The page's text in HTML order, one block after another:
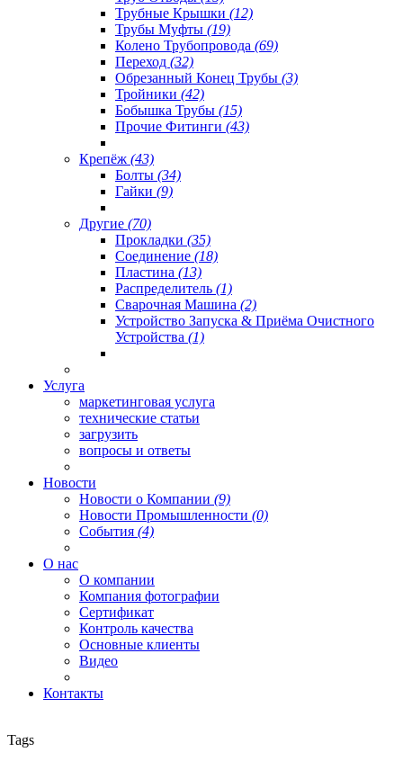
Трубные Крышки (12)
Трубы Муфты (19)
Колено Трубопровода (69)
Переход (32)
Обрезанный Конец Трубы (3)
Тройники (42)
Бобышка Трубы (15)
Прочие Фитинги (43)
Крепёж (43)
Болты (34)
Гайки (9)
Другие (70)
Прокладки (35)
Соединение (18)
Пластина (13)
Распределитель (1)
Сварочная Машина (2)
Устройство Запуска & Приёма Очистного
Устройства (1)
Услуга
маркетинговая услуга
технические статьи
загрузить
вопросы и ответы
Новости
Новости о Компании (9)
Новости Промышленности (0)
События (4)
О нас
О компании
Компания фотографии
Сертификат
Контроль качества
Основные клиенты
Видео
Контакты
Tags